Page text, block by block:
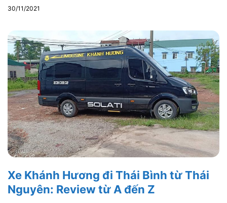
30/11/2021
Xe Khánh Hương đi Thái Bình từ Thái
Nguyên: Review từ A đến Z